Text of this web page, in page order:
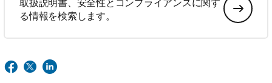
取扱説明書、安全性とコンプライアンスに関す
る情報を検索します。